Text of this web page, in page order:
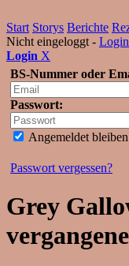
Start Storys Berichte
Nicht eingeloggt - Login
Login X
BS-Nummer oder
Passwort:
Angemeldet bleiben
Passwort vergessen?
Grey